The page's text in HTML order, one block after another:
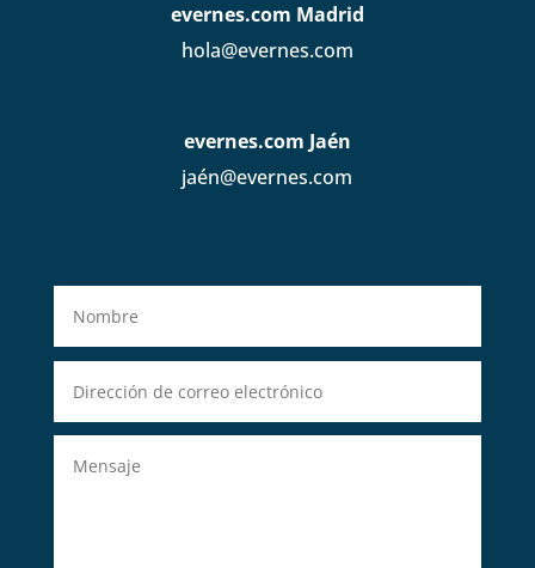
evernes.com Madrid
hola@evernes.com
evernes.com Jaén
jaén@evernes.com